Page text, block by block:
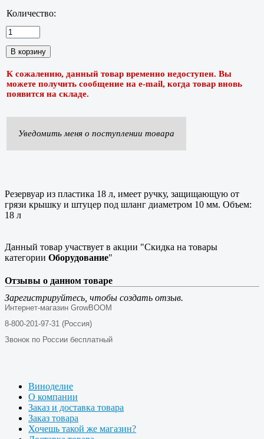
Количество:
К сожалению, данный товар временно недоступен. Вы
можете получить сообщение на e-mail, когда товар вновь
появится на складе.
Уведомить меня о поступлении товара
Резервуар из пластика 18 л, имеет ручку, защищающую от
грязи крышку и штуцер под шланг диаметром 10 мм. Объем:
18 л
Данный товар участвует в акции "Скидка на товары
категории Оборудование"
Отзывы о данном товаре
Зарегистрируйтесь, чтобы создать отзыв.
Интернет-магазин GrowBOOM
8-800-201-97-31 (Россия)
Звонок по России бесплатный
Виноделие
О компании
Заказ и доставка товара
Заказ товара
Хочешь такой же магазин?